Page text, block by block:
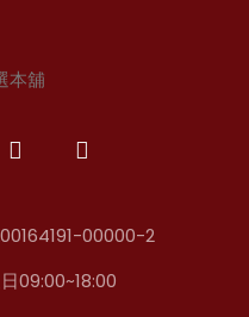
00000-2
09:00~18:00